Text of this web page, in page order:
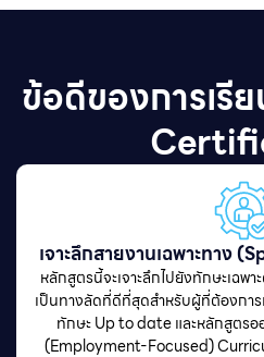
ข้อดีของการเรี
เจาะลึกสายงานเฉพาะทาง
หลักสูตรนี้จะเจาะลึกไปยังทักษะเฉพ
เป็นทางลัดที่ดีที่สุดสำหรับผู้ที่ต้องการ
ทักษะ Up to date และหลักสูตรอ
(Employment-Focused)